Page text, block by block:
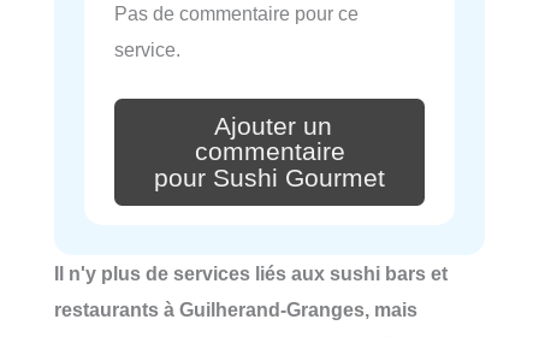
Pas de commentaire pour ce
service.
Ajouter un
commentaire
pour Sushi Gourmet
Il n'y plus de services liés aux sushi bars et
restaurants à Guilherand-Granges, mais